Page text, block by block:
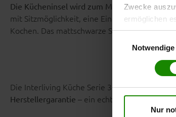
Zwecke
ermöglichen
anzuzeigen.
Klicken Sie
erteilte
Nur
Die Kücheninsel wird zum Mittelpunkt deiner
mit Sitzmöglichkeit, eine Einbauspüle, ein
Kochen. Das mattschwarze Spülbecken und
Die Interliving Küche Serie 3088 wirdin
Herstellergarantie – ein echtes Plus für